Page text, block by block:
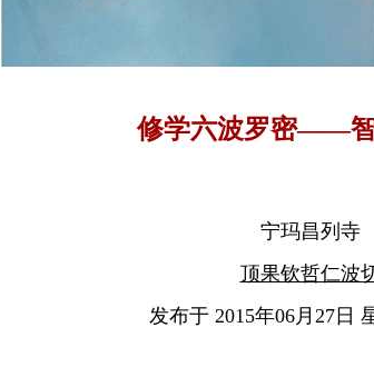
修学六波罗密——
宁玛昌列寺
顶果钦哲仁波
发布于 2015年06月27日